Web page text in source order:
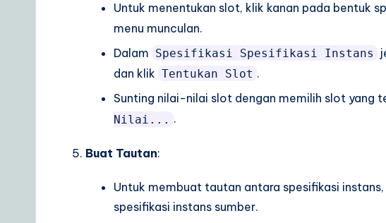
Untuk menentukan slot, klik kanan pada bentuk
menu munculan.
Dalam Spesifikasi Spesifikasi Instans
dan klik Tentukan Slot .
Sunting nilai-nilai slot dengan memilih slot yang
Nilai... .
Buat Tautan:
Untuk membuat tautan antara spesifikasi
spesifikasi instans sumber.